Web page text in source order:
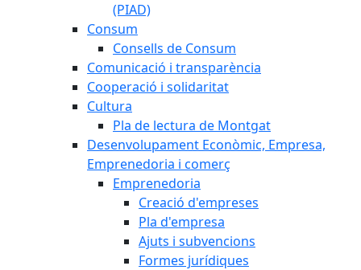
(PIAD)
Consum
Consells de Consum
Comunicació i transparència
Cooperació i solidaritat
Cultura
Pla de lectura de Montgat
Desenvolupament Econòmic, Empresa,
Emprenedoria i comerç
Emprenedoria
Creació d'empreses
Pla d'empresa
Ajuts i subvencions
Formes jurídiques